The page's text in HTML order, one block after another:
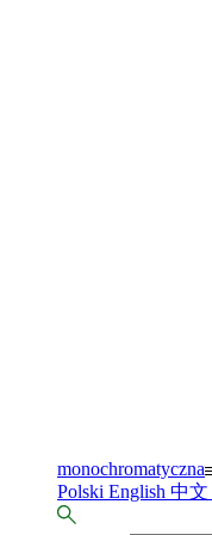
monochromatyczna
Polski English 中文